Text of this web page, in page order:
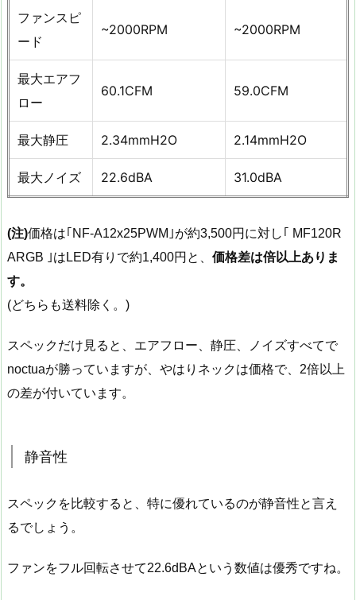
ファンスピ
ード
~2000RPM ~2000RPM
最大エアフ
ロー
60.1CFM 59.0CFM
最大静圧 2.34mmH2O 2.14mmH2O
最大ノイズ 22.6dBA 31.0dBA
(注)価格は｢NF-A12x25PWM｣が約3,500円に対し｢ MF120R
ARGB ｣はLED有りで約1,400円と、 価格差は倍以上ありま
す。
(どちらも送料除く。)
スペックだけ見ると、エアフロー、静圧、ノイズすべてで
noctuaが勝っていますが、やはりネックは価格で、2倍以上
の差が付いています。
静音性
スペックを比較すると、特に優れているのが静音性と言え
るでしょう。
ファンをフル回転させて22.6dBAという数値は優秀ですね。